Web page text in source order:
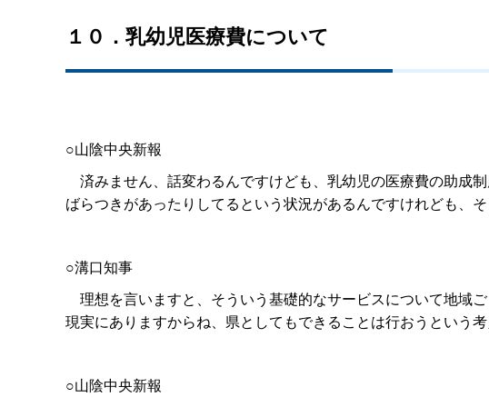
１０．乳幼児医療費について
○山陰中央新報
済みません、話変わるんですけども、乳幼児の医療費の助成
ばらつきがあったりしてるという状況があるんですけれども、
○溝口知事
理想を言いますと、そういう基礎的なサービスについて地域
現実にありますからね、県としてもできることは行おうという考
○山陰中央新報